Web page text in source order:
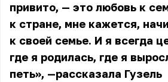
привито, — это любовь к
к стране, мне кажется,
к своей семье. И я всегда
где я родилась, где я
петь», —рассказала Гузель